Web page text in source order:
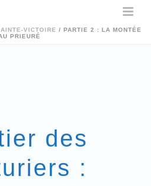
VICTOIRE / PARTIE 2 : LA MONTÉE
PRIEURÉ
des
: